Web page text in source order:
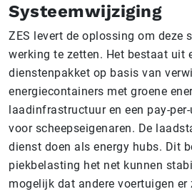
Systeemwijziging
ZES levert de oplossing om deze
werking te zetten. Het bestaat uit
dienstenpakket op basis van
energiecontainers met groene
laadinfrastructuur en een pay-
voor scheepseigenaren. De
dienst doen als energy hubs. Dit
piekbelasting het net kunnen
mogelijk dat andere voertuigen er